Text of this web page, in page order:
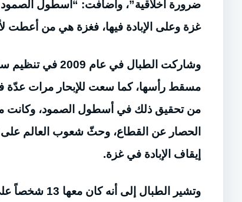
ضرورة أخلاقية”، وأضافت: “أسطول
غزة وعلى الإبادة فيها، فغزة هي من أعطت
وشاركت الطبال
مسقط رأسها، كما سعت للإبحار مرات
من تحقيق ذلك في أسطول الصمود، وكانت
الحصار عن القطاع، وحثّ شعوب العالم
إيقاف الإبادة في غزة.
وتشير